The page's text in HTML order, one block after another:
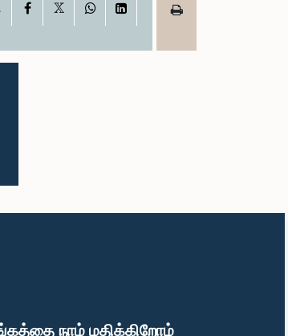
நாம் மதிக்கிறோம்
Facebook WhatsAppLinkedIn